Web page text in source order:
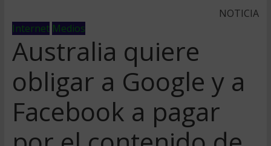
NOTICIA
Internet Medios
Australia quiere
obligar a Google y a
Facebook a pagar